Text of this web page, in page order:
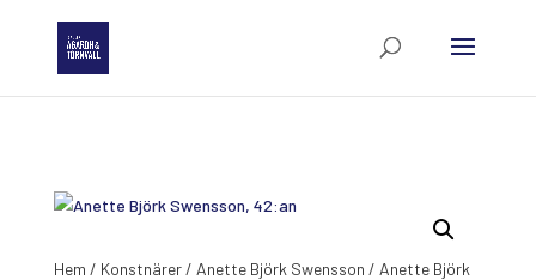
Hem / Konstnärer/ Anette Björk Swensson / Anette Björk